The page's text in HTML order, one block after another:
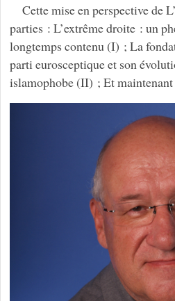
Cette mise en perspective de
parties : L’extrême droite : un
longtemps contenu (I) ; La
parti eurosceptique et son
islamophobe (II) ; Et